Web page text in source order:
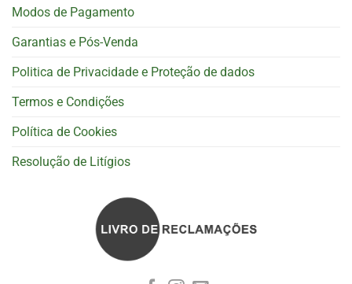
Modos de Pagamento
Garantias e Pós-Venda
Politica de Privacidade e Proteção de dados
Termos e Condições
Política de Cookies
Resolução de Litígios